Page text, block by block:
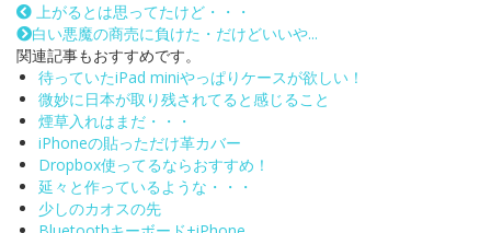
上がるとは思ってたけど・・・
白い悪魔の商売に負けた・だけどいいや...
関連記事もおすすめです。
待っていたiPad miniやっぱりケースが欲しい！
微妙に日本が取り残されてると感じること
煙草入れはまだ・・・
iPhoneの貼っただけ革カバー
Dropbox使ってるならおすすめ！
延々と作っているような・・・
少しのカオスの先